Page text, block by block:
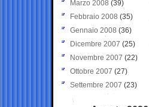
Marzo 2008 (39)
Febbraio 2008 (35)
Gennaio 2008 (36)
Dicembre 2007 (25)
Novembre 2007 (22)
Ottobre 2007 (27)
Settembre 2007 (23)